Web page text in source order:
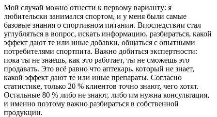
Мой случай можно отнести к первому варианту: я
любительски занимался спортом, и у меня были самые
базовые знания о спортивном питании. Впоследствии стал
углубляться в вопрос, искать информацию, разбираться, какой
эффект дают те или иные добавки, общаться с опытными
потребителями спортпита. Важно добиться экспертности:
пока ты не знаешь, как это работает, ты не сможешь это
продавать. Это всё равно что аптекарь, который не знает,
какой эффект дают те или иные препараты. Согласно
статистике, только 20 % клиентов точно знают, чего хотят.
Остальные 80 % либо не знают, либо им нужна консультация,
и именно поэтому важно разбираться в собственной
продукции.